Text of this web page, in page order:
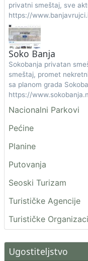
privatni smeštaj, sve
https://
Soko Banja
Sokobanja privatan
smeštaj, promet
sa planom grada
https://
Nacionalni Parkovi
Pećine
Planine
Putovanja
Seoski Turizam
Turističke Agencije
Turističke
Ugostiteljstvo